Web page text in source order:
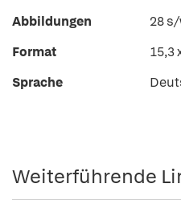
Abbildungen
28
Format
15,3
Sprache
Weiterführende